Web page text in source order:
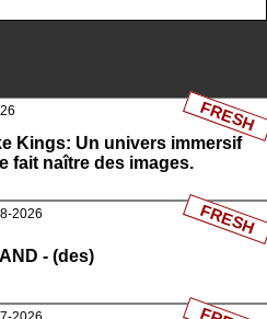
Kings: Un univers immersif
fait naître des images.
FRESH
2026
- (des)
FRESH